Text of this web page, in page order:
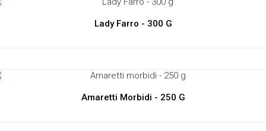
Lady Farro - 300 G
Amaretti Morbidi - 250 G